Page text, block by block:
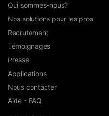
Qui sommes-nous?
Nos solutions pour les pros
Recrutement
Témoignages
Presse
Applications
Nous contacter
Aide - FAQ